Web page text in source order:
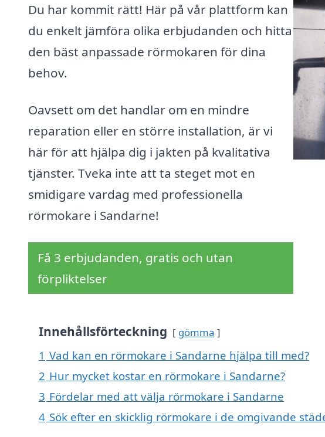
Du har kommit rätt! Här på vår plattform kan
du enkelt jämföra olika erbjudanden och hitta
den bäst anpassade rörmokaren för dina
behov.
Oavsett om det handlar om en mindre
reparation eller en större installation, är vi
här för att hjälpa dig i jakten på kvalitativa
tjänster. Tveka inte att ta steget mot en
smidigare vardag med professionella
rörmokare i Sandarne!
Få 3 erbjudanden, gratis och utan
förpliktelser
Innehållsförteckning gömma
1 Vad kan en rörmokare i Sandarne hjälpa till med?
2 Hur mycket kostar en rörmokare i Sandarne?
3 Fördelar med att välja rörmokare i Sandarne
4 Sök efter en skicklig rörmokare i de omgivande